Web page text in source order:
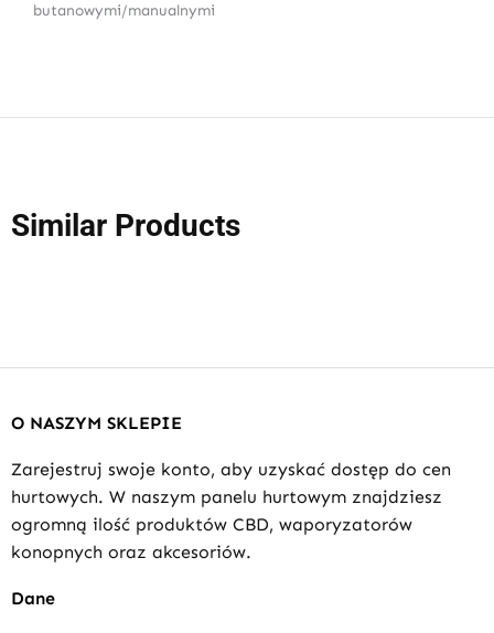
butanowymi/manualnymi
Similar Products
O NASZYM SKLEPIE
Zarejestruj swoje konto, aby uzyskać dostęp do cen
hurtowych. W naszym panelu hurtowym znajdziesz
ogromną ilość produktów CBD, waporyzatorów
konopnych oraz akcesoriów.
Dane